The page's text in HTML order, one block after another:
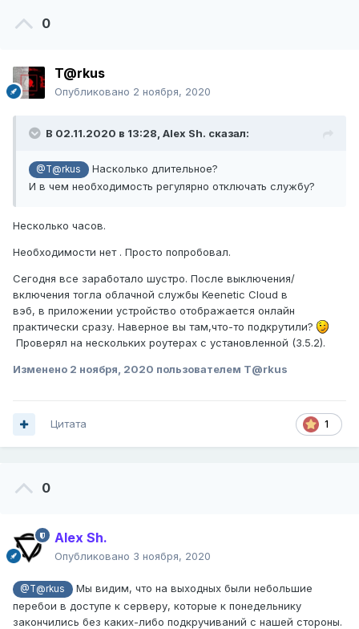
0
T@rkus
Опубликовано 2 ноября, 2020
В 02.11.2020 в 13:28, Alex Sh. сказал:
@T@rkus
Насколько длительное?
И в чем необходимость регулярно отключать службу?
Несколько часов.
Необходимости нет . Просто попробовал.
Сегодня все заработало шустро. После выключения/
включения тогла облачной службы Keenetic Cloud в
вэб, в приложении устройство отображается онлайн
практически сразу. Наверное вы там,что-то подкрутили?
Проверял на нескольких роутерах с установленной (3.5.2).
Изменено 2 ноября, 2020 пользователем T@rkus
1
Цитата
0
Alex Sh.
Опубликовано 3 ноября, 2020
@T@rkus
Мы видим, что на выходных были небольшие
перебои в доступе к серверу, которые к понедельнику
закончились без каких-либо подкручиваний с нашей стороны.